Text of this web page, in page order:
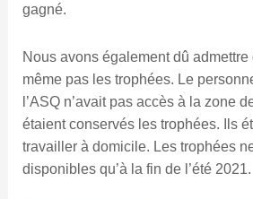
gagné.
Nous avons également dû admettre
même pas les trophées. Le
l’ASQ n’avait pas accès à la zone
étaient conservés les trophées. Ils
travailler à domicile. Les trophées
disponibles qu’à la fin de l’été 2021.